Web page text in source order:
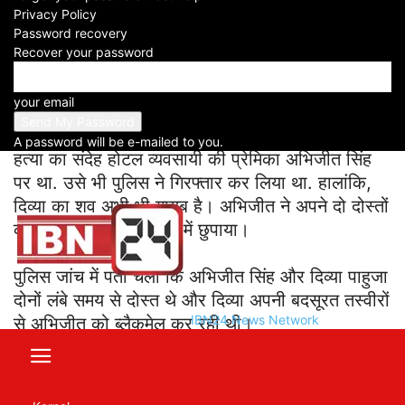
Privacy Policy
Password recovery
Recover your password
your email
A password will be e-mailed to you.
IBN24 News Network
2024-01-05
Facebook
Divya Pahuja HONEY TRAP
में बुधवार को मॉडल दिव्या पाहुजा की हत्या कर दी गई. इस
हत्या का संदेह होटल व्यवसायी की प्रेमिका अभिजीत सिंह
पर था. उसे भी पुलिस ने गिरफ्तार कर लिया था. हालांकि,
दिव्या का शव अभी भी गायब है। अभिजीत ने अपने दो दोस्तों
की मदद से उसे बीएमडब्ल्यू में छुपाया।
पुलिस जांच में पता चला कि अभिजीत सिंह और दिव्या पाहुजा
दोनों लंबे समय से दोस्त थे और दिव्या अपनी बदसूरत तस्वीरों
से अभिजीत को ब्लैकमेल कर रही थी।
दिव्या पाहुजा 2016 में तब सुर्खियों में आईं जब उनके गैंगस्टर